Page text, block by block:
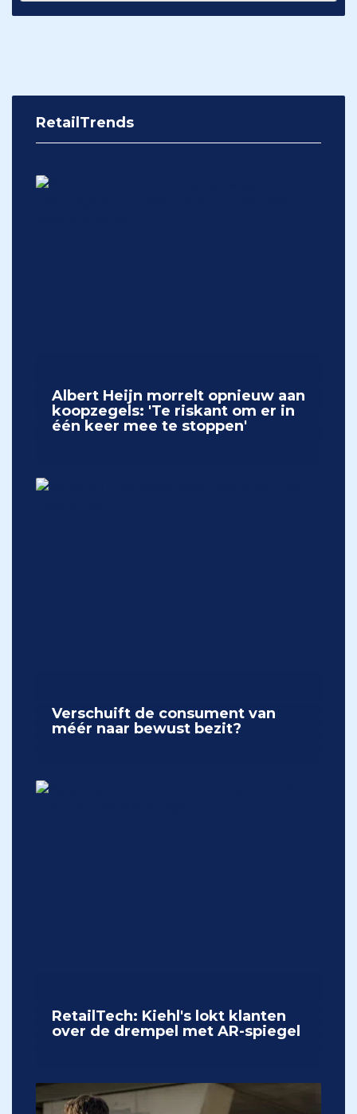
RetailTrends
Albert Heijn morrelt opnieuw aan
koopzegels: 'Te riskant om er in
één keer mee te stoppen'
Verschuift de consument van
méér naar bewust bezit?
RetailTech: Kiehl's lokt klanten
over de drempel met AR-spiegel